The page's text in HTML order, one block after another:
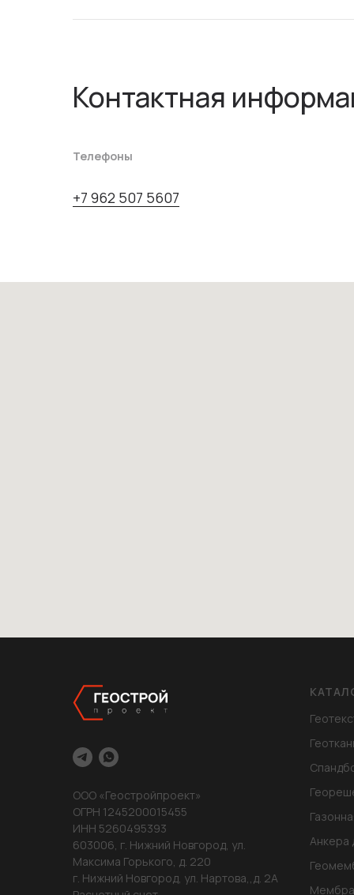
Контактная
Телефоны
+7 962 507 5607
ООО «Геостройпроект»
ОГРН 1245200015455
ИНН 5260495393
603006, г. Нижний Новгород, ул.
Максима Горького, д. 220
г. Нижний Новгород, ул. Нартова,,д. 2А
Анкера